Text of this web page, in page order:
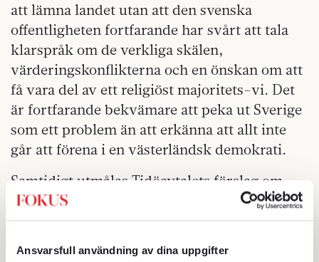
Ansvarsfull användning av dina uppgifter
att lämna landet utan att den svenska
offentligheten fortfarande har svårt att tala
klarspråk om de verkliga skälen,
värderingskonflikterna och en önskan om att
få vara del av ett religiöst majoritets-vi. Det
är fortfarande bekvämare att peka ut Sverige
som ett problem än att erkänna att allt inte
går att förena i en västerländsk demokrati.
Samtidigt utmålas Tidöavtalets förslag om
frivillig återvandring som ett hot mot
Sverige. Flera kommuner, bland dem